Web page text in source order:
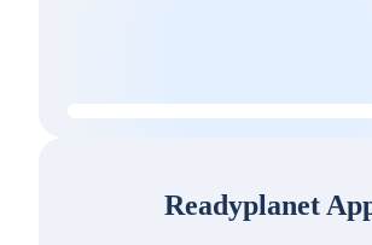
Readyplanet